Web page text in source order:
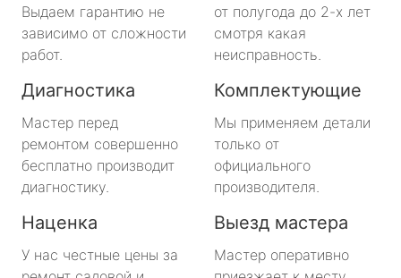
Выдаем гарантию не
зависимо от сложности
работ.
от полугода до 2-х лет
смотря какая
неисправность.
Диагностика
Мастер перед
ремонтом совершенно
бесплатно производит
диагностику.
Комплектующие
Мы применяем детали
только от
официального
производителя.
Наценка
У нас честные цены за
Выезд мастера
Мастер оперативно